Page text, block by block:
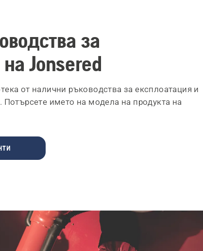
за
Jonsered
от налични ръководства за експлоатация и
Потърсете името на модела на продукта на